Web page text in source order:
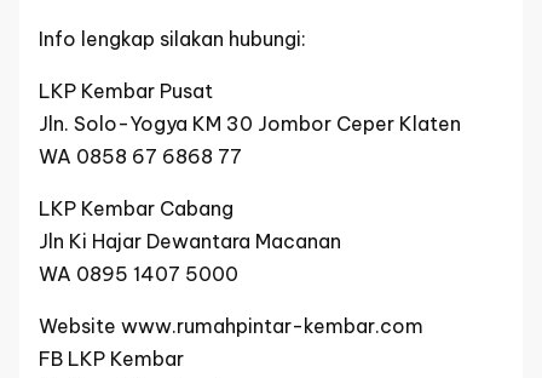
Info lengkap silakan hubungi:
LKP Kembar Pusat
Jln. Solo-Yogya KM 30 Jombor Ceper Klaten
WA 0858 67 6868 77
LKP Kembar Cabang
Jln Ki Hajar Dewantara Macanan
WA 0895 1407 5000
Website www.rumahpintar-kembar.com
FB LKP Kembar